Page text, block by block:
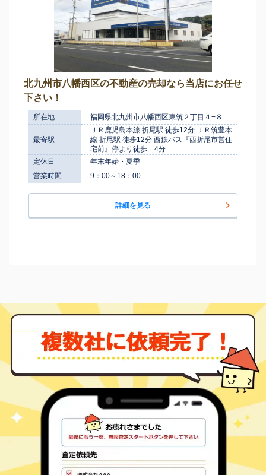
北九州市八幡西区の不動産の売却なら当店にお任せ
下さい！
所在地 福岡県北九州市八幡西区東筑２丁目４−８
最寄駅
ＪＲ鹿児島本線 折尾駅 徒歩12分 ＪＲ筑豊本
線 折尾駅 徒歩12分 西鉄バス『西折尾市営住
宅前』停より徒歩 4分
定休日
年末年始・夏季
営業時間
9：00～18：00
詳細を見る